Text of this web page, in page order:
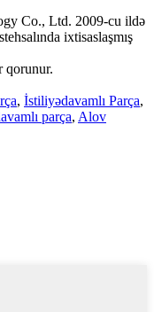
Co., Ltd. 2009-cu ildə
ixtisaslaşmış
qorunur.
, İstiliyədavamlı Parça,
parça, Alov